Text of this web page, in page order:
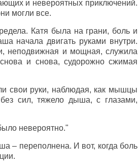
и невероятных приключений.
могли все.
Катя была на грани, боль и
начала двигать руками внутри.
неподвижная и мощная, служила
и снова, судорожно сжимая
свои руки, наблюдая, как мышцы
сил, тяжело дыша, с глазами,
невероятно."
– переполнена. И вот, когда боль